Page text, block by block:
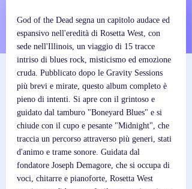
God of the Dead segna un capitolo audace ed
espansivo nell'eredità di Rosetta West, con
sede nell'Illinois, un viaggio di 15 tracce
intriso di blues rock, misticismo ed emozione
cruda. Pubblicato dopo le Gravity Sessions
più brevi e mirate, questo album completo è
pieno di intenti. Si apre con il grintoso e
guidato dal tamburo "Boneyard Blues" e si
chiude con il cupo e pesante "Midnight", che
traccia un percorso attraverso più generi, stati
d'animo e trame sonore. Guidata dal
fondatore Joseph Demagore, che si occupa di
voci, chitarre e pianoforte, Rosetta West